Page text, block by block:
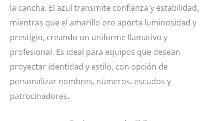
la cancha. El azul transmite confianza y estabilidad,
mientras que el amarillo oro aporta luminosidad y
prestigio, creando un uniforme llamativo y
profesional. Es ideal para equipos que desean
proyectar identidad y estilo, con opción de
personalizar nombres, números, escudos y
patrocinadores.